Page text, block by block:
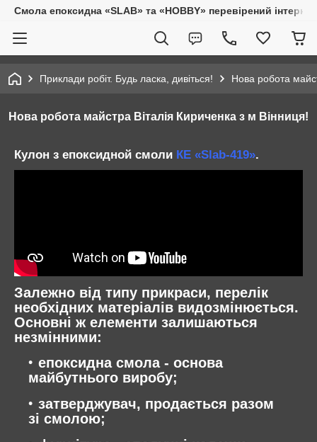
Смола епоксидна «SLAB» та «HOBBY» перевірений
Приклади робіт. Будь ласка, дивіться! Нова робота
Нова робота майстра Віталія Кириченка з м Вінниця!
Кулон з епоксидной смоли КЕ «Slab-419».
Залежно від типу прикраси, перелік
необхідних матеріалів видозмінюється.
Основні ж елементи залишаються
незмінними:
епоксидна смола - основа
майбутнього виробу;
затверджувач, продається разом
зі смолою;